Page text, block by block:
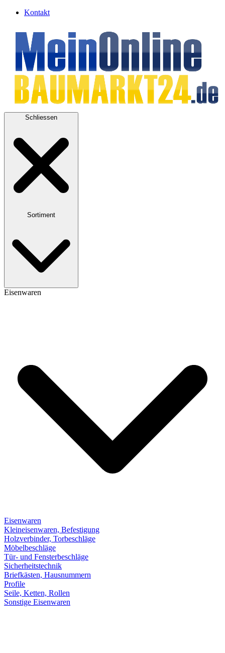
Kontakt
Schliessen
Sortiment
Eisenwaren
Eisenwaren
Kleineisenwaren, Befestigung
Holzverbinder, Torbeschläge
Möbelbeschläge
Tür- und Fensterbeschläge
Sicherheitstechnik
Briefkästen, Hausnummern
Profile
Seile, Ketten, Rollen
Sonstige Eisenwaren